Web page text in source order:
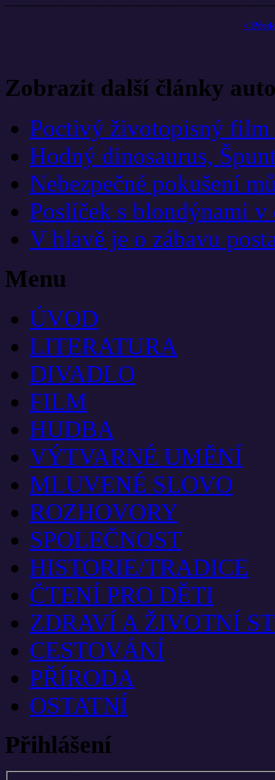
<
Zobrazit další články
Poctivý životopisný film
Hodný dinosaurus,
Nebezpečné pokušení
Poslíček s blondýnami v
V hlavě je o zábavu
Menu
ÚVOD
LITERATURA
DIVADLO
FILM
HUDBA
VÝTVARNÉ UMĚNÍ
MLUVENÉ SLOVO
ROZHOVORY
SPOLEČNOST
HISTORIE/TRADICE
ČTENÍ PRO DĚTI
ZDRAVÍ A ŽIVOTNÍ
CESTOVÁNÍ
PŘÍRODA
OSTATNÍ
Přihlášení